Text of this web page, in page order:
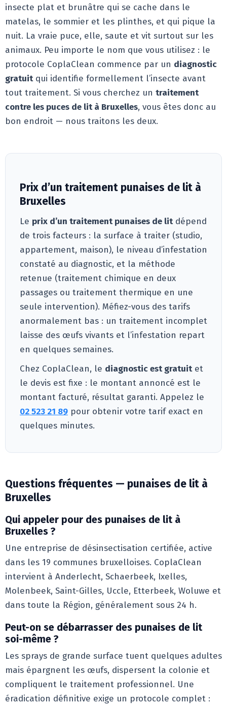
insecte plat et brunâtre qui se cache dans le
matelas, le sommier et les plinthes, et qui pique la
nuit. La vraie puce, elle, saute et vit surtout sur les
animaux. Peu importe le nom que vous utilisez : le
protocole CoplaClean commence par un diagnostic
gratuitqui identifie formellement l’insecte avant
tout traitement. Si vous cherchez un traitement
contre les puces de lit à Bruxelles, vous êtes donc au
bon endroit — nous traitons les deux.
Prix d’un traitement punaises de lit à
Bruxelles
Le prix d’un traitement punaises de litdépend
de trois facteurs : la surface à traiter (studio,
appartement, maison), le niveau d’infestation
constaté au diagnostic, et la méthode
retenue (traitement chimique en deux
passages ou traitement thermique en une
seule intervention). Méfiez-vous des tarifs
anormalement bas : un traitement incomplet
laisse des œufs vivants et l’infestation repart
en quelques semaines.
Chez CoplaClean, le diagnostic est gratuitet
le devis est fixe : le montant annoncé est le
montant facturé, résultat garanti. Appelez le
02 523 21 89 pour obtenir votre tarif exact en
quelques minutes.
Questions fréquentes — punaises de lit à
Bruxelles
Qui appeler pour des punaises de lit à
Bruxelles ?
Une entreprise de désinsectisation certifiée, active
dans les 19 communes bruxelloises. CoplaClean
intervient à Anderlecht, Schaerbeek, Ixelles,
Molenbeek, Saint-Gilles, Uccle, Etterbeek, Woluwe et
dans toute la Région, généralement sous 24 h.
Peut-on se débarrasser des punaises de lit
soi-même ?
Les sprays de grande surface tuent quelques adultes
mais épargnent les œufs, dispersent la colonie et
compliquent le traitement professionnel. Une
éradication définitive exige un protocole complet :